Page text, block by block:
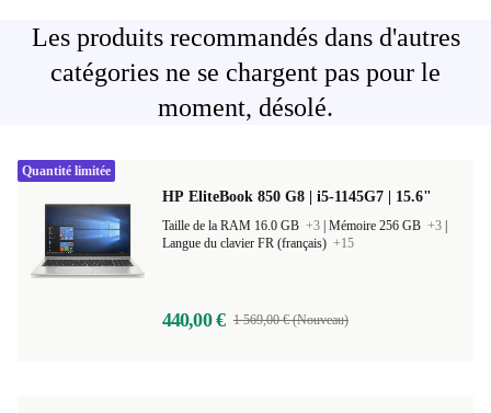
Les produits recommandés dans d'autres
catégories ne se chargent pas pour le
moment, désolé.
HP EliteBook 850 G8 | i5-1145G7 | 15.6"
Taille de la RAM 16.0 GB +3 Mémoire 256 GB +3
Langue du clavier FR (français) +15
440,00 € 1 569,00 € (Nouveau)
Quantité limitée